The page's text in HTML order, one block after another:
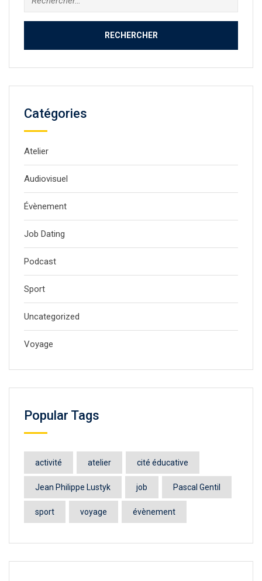
Catégories
Atelier
Audiovisuel
Évènement
Job Dating
Podcast
Sport
Uncategorized
Voyage
Popular Tags
activité atelier cité éducative
Jean Philippe Lustyk job Pascal Gentil
sport voyage évènement